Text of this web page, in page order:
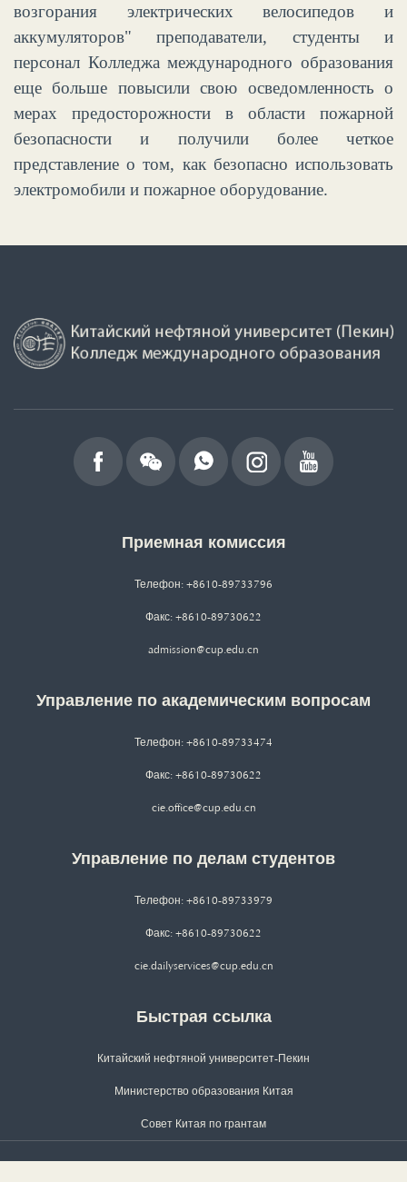
возгорания электрических велосипедов и
аккумуляторов" преподаватели, студенты и
персонал Колледжамеждународного образования
еще больше повысили свою осведомленность о
мерах предосторожности в области пожарной
безопасности и получили более четкое
представление о том, как безопасно использовать
электромобили и пожарное оборудование.
Приемная комиссия
Телефон: +8610-89733796
Факс: +8610-89730622
admission@cup.edu.cn
Управление по академическим вопросам
Телефон: +8610-89733474
Факс: +8610-89730622
cie.office@cup.edu.cn
Управление по делам студентов
Телефон: +8610-89733979
Факс: +8610-89730622
cie.dailyservices@cup.edu.cn
Быстрая ссылка
Китайский нефтяной университет-Пекин
Министерство образования Китая
Совет Китая по грантам